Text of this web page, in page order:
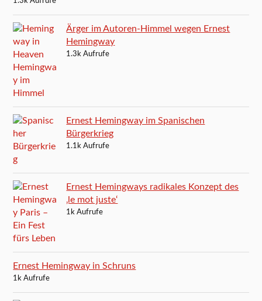
Ärger im Autoren-Himmel wegen Ernest
Hemingway
1.3k Aufrufe
Ernest Hemingway im Spanischen
Bürgerkrieg
1.1k Aufrufe
Ernest Hemingways radikales Konzept des
‚le mot juste‘
1k Aufrufe
Ernest Hemingway in Schruns
1k Aufrufe